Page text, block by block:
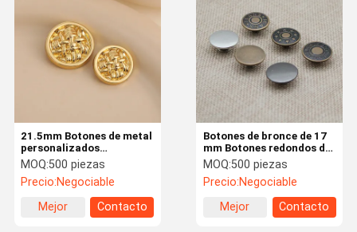
Botones de bronce de 17
mm Botones redondos de
metal con remaches
personalizados
MOQ:500 piezas
Precio:Negociable
Mejor
Contacto
21.5mm Botones de metal
personalizados
Pantalones de metal de
oro Botón lavable
MOQ:500 piezas
Precio:Negociable
Mejor
Contacto